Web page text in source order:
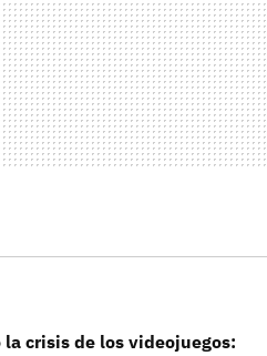
la crisis de los videojuegos: